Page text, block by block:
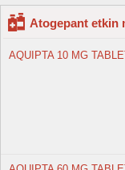
Atogepant etkin
AQUIPTA 10 MG